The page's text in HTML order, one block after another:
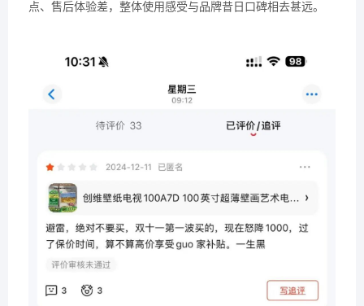
点、售后体验差，整体使用感受与品牌昔日口碑相去甚远。